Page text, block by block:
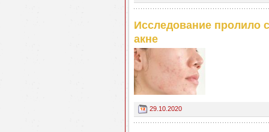
Исследование пролило
акне
29.10.2020